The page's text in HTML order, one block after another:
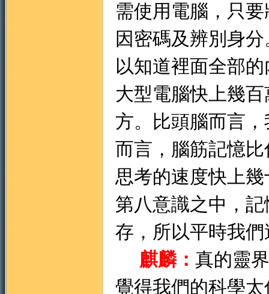
需使用電腦，只
因密碼及辨別身
以知道裡面全部
大型電腦快上幾
方。比頭腦而言
而言，腦筋記憶
思考的速度快上
第八意識之中，
存，所以平時我
麒麟： 真的靈
覺得我們的科學